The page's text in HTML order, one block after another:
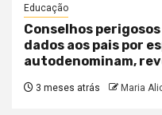
Educação
Conselhos
dados aos pais por
autodenominam,
3 meses atrás Maria